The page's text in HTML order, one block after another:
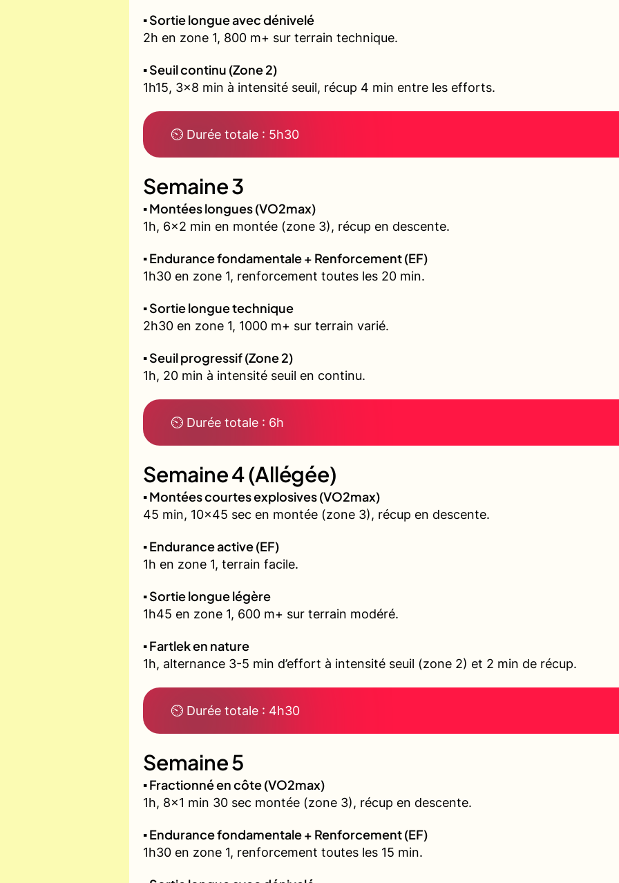
▪️ Sortie longue avec dénivelé
2h en zone 1, 800 m+ sur terrain technique.
▪️ Seuil continu (Zone 2)
1h15, 3x8 min à intensité seuil, récup 4 min entre les efforts.
⏲ Durée totale : 5h30
Semaine 3
▪️ Montées longues (VO2max)
1h, 6x2 min en montée (zone 3), récup en descente.
▪️ Endurance fondamentale + Renforcement (EF)
1h30 en zone 1, renforcement toutes les 20 min.
▪️ Sortie longue technique
2h30 en zone 1, 1000 m+ sur terrain varié.
▪️ Seuil progressif (Zone 2)
1h, 20 min à intensité seuil en continu.
⏲ Durée totale : 6h
Semaine 4 (Allégée)
▪️ Montées courtes explosives (VO2max)
45 min, 10x45 sec en montée (zone 3), récup en descente.
▪️ Endurance active (EF)
1h en zone 1, terrain facile.
▪️ Sortie longue légère
1h45 en zone 1, 600 m+ sur terrain modéré.
▪️ Fartlek en nature
1h, alternance 3-5 min d’effort à intensité seuil (zone 2) et 2 min de récup.
⏲ Durée totale : 4h30
Semaine 5
▪️ Fractionné en côte (VO2max)
1h, 8x1 min 30 sec montée (zone 3), récup en descente.
▪️ Endurance fondamentale + Renforcement (EF)
1h30 en zone 1, renforcement toutes les 15 min.